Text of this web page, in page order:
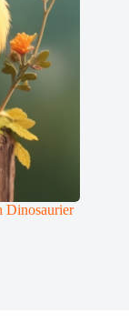
Dinosaurier